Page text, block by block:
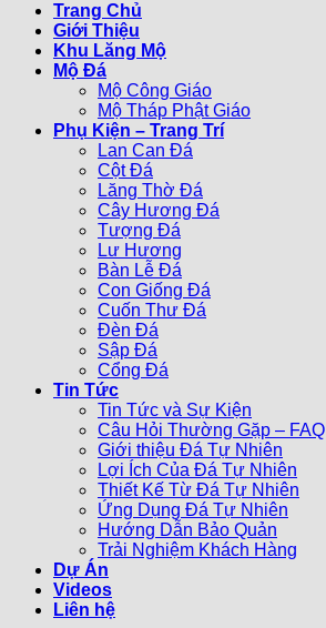
Trang Chủ
Giới Thiệu
Khu Lăng Mộ
Mộ Đá
Mộ Công Giáo
Mộ Tháp Phật Giáo
Phụ Kiện – Trang Trí
Lan Can Đá
Cột Đá
Lăng Thờ Đá
Cây Hương Đá
Tượng Đá
Lư Hương
Bàn Lễ Đá
Con Giống Đá
Cuốn Thư Đá
Đèn Đá
Sập Đá
Cổng Đá
Tin Tức
Tin Tức và Sự Kiện
Câu Hỏi Thường Gặp – FAQ
Giới thiệu Đá Tự Nhiên
Lợi Ích Của Đá Tự Nhiên
Thiết Kế Từ Đá Tự Nhiên
Ứng Dụng Đá Tự Nhiên
Hướng Dẫn Bảo Quản
Trải Nghiệm Khách Hàng
Dự Án
Videos
Liên hệ